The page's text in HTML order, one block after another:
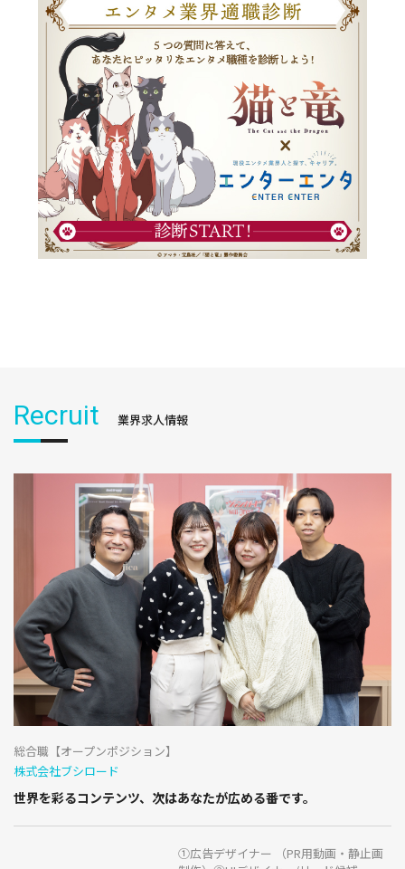
Recruit 業界求人情報
総合職【オープンポジション】
株式会社ブシロード
世界を彩るコンテンツ、次はあなたが広める番です。
①広告デザイナー （PR用動画・静止画